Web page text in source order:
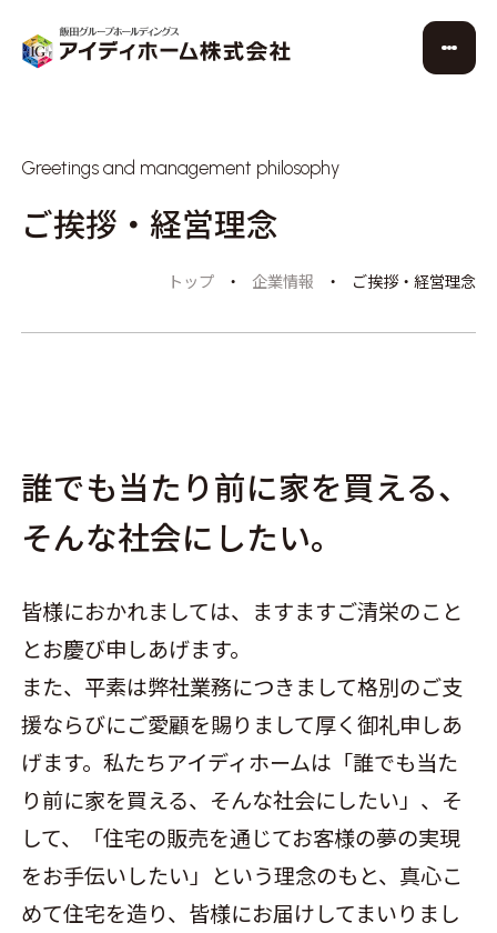
Greetings and management philosophy
ご挨拶・経営理念
トップ 企業情報 ご挨拶・経営理念
誰でも当たり前に家を買える、
そんな社会にしたい。
皆様におかれましては、ますますご清栄のこと
とお慶び申しあげます。
また、平素は弊社業務につきまして格別のご支
援ならびにご愛顧を賜りまして厚く御礼申しあ
げます。私たちアイディホームは「誰でも当た
り前に家を買える、そんな社会にしたい」、そ
して、「住宅の販売を通じてお客様の夢の実現
をお手伝いしたい」という理念のもと、真心こ
めて住宅を造り、皆様にお届けしてまいりまし